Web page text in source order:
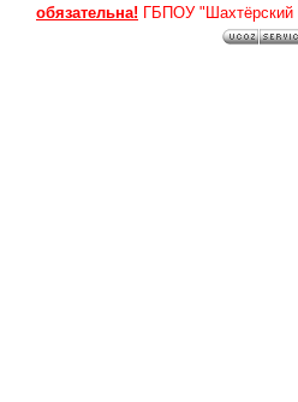
обязательна! ГБПОУ "Шахтёрский